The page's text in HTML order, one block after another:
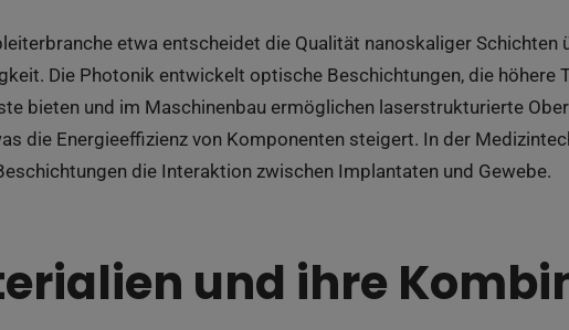
etwa entscheidet die Qualität nanoskaliger Schichten
Die Photonik entwickelt optische Beschichtungen, die höhere
bieten und im Maschinenbau ermöglichen laserstrukturierte
die Energieeffizienz von Komponenten steigert. In der
die Interaktion zwischen Implantaten und Gewebe.
und ihre